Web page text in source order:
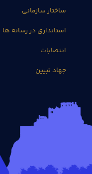
ساختار سازمانی
استانداری در رسانه ها
انتصابات
جهاد تبیین